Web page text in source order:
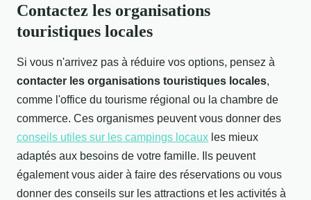
Contactez les organisations
touristiques locales
Si vous n'arrivez pas à réduire vos options, pensez à
contacter les organisations touristiques locales,
comme l'office du tourisme régional ou la chambre de
commerce. Ces organismes peuvent vous donner des
conseils utiles sur les campings locaux les mieux
adaptés aux besoins de votre famille. Ils peuvent
également vous aider à faire des réservations ou vous
donner des conseils sur les attractions et les activités à